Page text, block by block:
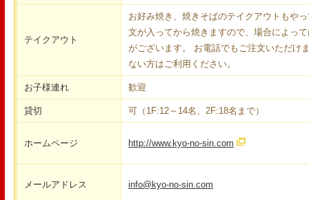
テイクアウト
お好み焼き、焼きそばのテイクアウトもや
文が入ってから焼きますので、場合によっ
がございます。 お電話でもご注文いただけ
ない方はご利用ください。
お子様連れ 歓迎
貸切 可（1F:12～14名、2F:18名まで）
ホームページ http://www.kyo-no-sin.com
メールアドレス info@kyo-no-sin.com